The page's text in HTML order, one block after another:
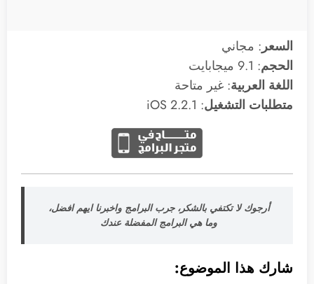
السعر: مجاني
الحجم: 9.1 ميجابايت
اللغة العربية: غير متاحة
متطلبات التشغيل: 2.2.1 iOS
أرجوك لا تكتفي بالشكر، جرب البرامج واخبرنا ايهم افضل،
وما هي البرامج المفضلة عندك
شارك هذا الموضوع: